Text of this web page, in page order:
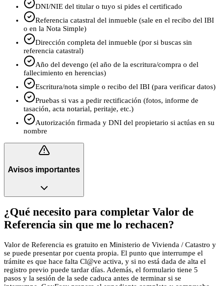
DNI/NIE del titular o tuyo si pides el certificado
Referencia catastral del inmueble (sale en el recibo del IBI
o en la Nota Simple)
Dirección completa del inmueble (por si buscas sin
referencia catastral)
Año del devengo (el año de la escritura/compra o del
fallecimiento en herencias)
Escritura/nota simple o recibo del IBI (para verificar datos)
Pruebas si vas a pedir rectificación (fotos, informe de
tasación, acta notarial, peritaje, etc.)
Autorización firmada y DNI del propietario si actúas en su
nombre
Avisos importantes
¿Qué necesito para completar Valor de
Referencia sin que me lo rechacen?
Valor de Referencia es gratuito en Ministerio de Vivienda / Catastro y
se puede presentar por cuenta propia. El punto que interrumpe el
trámite es que hace falta Cl@ve activa, y si no está dada de alta el
registro previo puede tardar días. Además, el formulario tiene 5
pasos y la sesión de la sede caduca antes de terminar si se